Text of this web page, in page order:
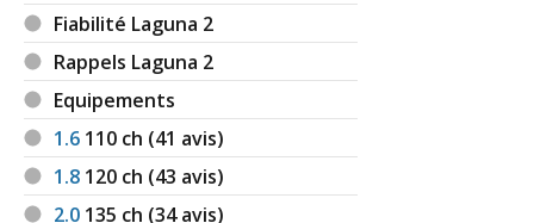
Fiabilité Laguna 2
Rappels Laguna 2
Equipements
1.6 110 ch (41 avis)
1.8 120 ch (43 avis)
2.0 135 ch (34 avis)